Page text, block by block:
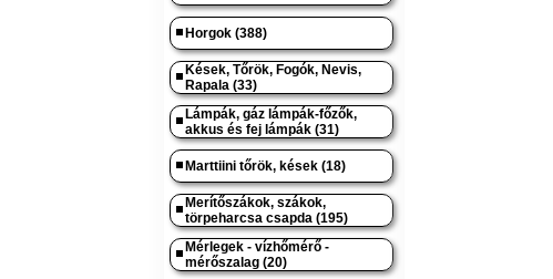
Horgok (388)
Kések, Tőrök, Fogók, Nevis,
Rapala (33)
Lámpák, gáz lámpák-főzők,
akkus és fej lámpák (31)
Marttiini tőrök, kések (18)
Merítőszákok, szákok,
törpeharcsa csapda (195)
Mérlegek - vízhőmérő -
mérőszalag (20)